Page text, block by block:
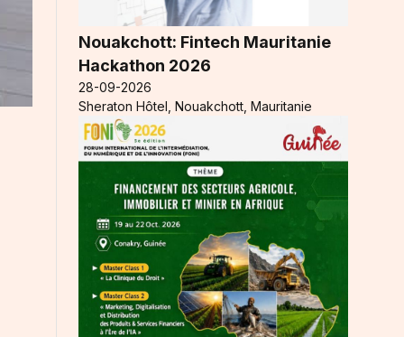
Nouakchott: Fintech Mauritanie
Hackathon 2026
28-09-2026
Sheraton Hôtel, Nouakchott, Mauritanie